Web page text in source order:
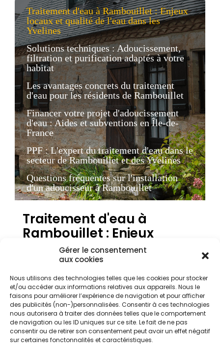
Gérer le consentement
aux cookies
Nous utilisons des technologies telles que les cookies pour stocker
et/ou accéder aux informations relatives aux appareils. Nous le
faisons pour améliorer l’expérience de navigation et pour afficher
des publicités (non-)personnalisées. Consentir à ces technologies
nous autorisera à traiter des données telles que le comportement
de navigation ou les ID uniques sur ce site. Le fait de ne pas
consentir ou de retirer son consentement peut avoir un effet négatif
sur certaines fonctonnalités et caractéristiques.
Traitement d'eau à Rambouillet : Enjeux
locaux et qualité de l'eau dans les
Yvelines
Solutions techniques : Adoucissement,
filtration et purification adaptés à votre
habitat
Les avantages concrets du traitement
d'eau pour les résidents de Rambouillet
Financer votre projet d'adoucissement
d'eau : Aides et subventions en Île-de-
France
PPF : L'expert du traitement d'eau dans le
secteur de Rambouillet et des Yvelines
Questions fréquentes sur l'installation
d'un adoucisseur à Rambouillet
Traitement d'eau à
Rambouillet : Enjeux
locaux et qualité de l'eau
dans les Yvelines
La qualité de l'eau potable est un sujet majeur
pour les propriétaires et locataires de Rambouillet.
Située au cœur des Yvelines, cette ville bénéficie
d'un cadre de vie exceptionnel, entre forêt
domaniale et domaine présidentiel. Cependant, la
géologie locale et les sols sableux peuvent